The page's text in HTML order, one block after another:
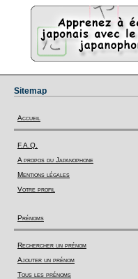
Sitemap
Accueil
F.A.Q.
A propos du Japanophone
Mentions légales
Votre profil
Prénoms
Rechercher un prénom
Ajouter un prénom
Tous les prénoms